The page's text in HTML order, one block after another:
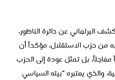
البرلماني عن دائرة الناظور،
من حزب الاستقلال، مؤكداً أن
بل تمثل عودة إلى الحزب
والذي يعتبره “بيته السياسي